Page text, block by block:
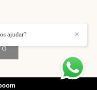
✕
ajudar?